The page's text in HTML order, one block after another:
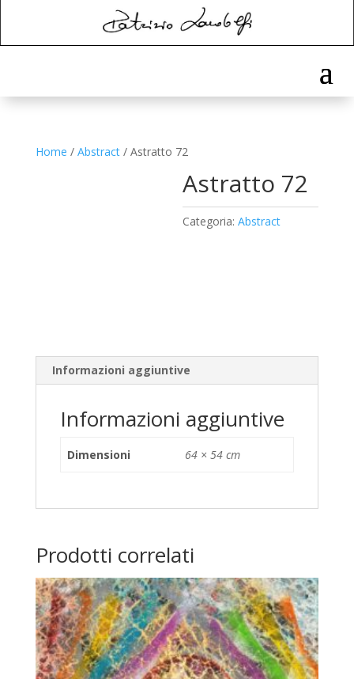
Home / Abstract/ Astratto 72
Astratto 72
Categoria:Abstract
Informazioni aggiuntive
Informazioni aggiuntive
Dimensioni 64 × 54 cm
Prodotti correlati